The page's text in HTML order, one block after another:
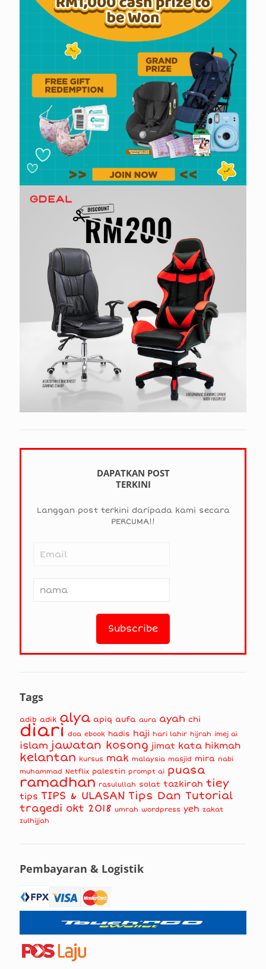
DAPATKAN POST
TERKINI
Langgan post terkini daripada kami secara
PERCUMA!!
Tags
adib adik alya apiq aufa aura ayah chi
diari doa ebook hadis haji hari lahir hijrah imej ai
islam jawatan kosong jimat kata hikmah
kelantan kursus mak malaysia masjid mira nabi
muhammad Netflix palestin prompt ai puasa
ramadhan rasulullah solat tazkirah tiey
tips TIPS & ULASAN Tips Dan Tutorial
tragedi okt 2018 umrah wordpress yeh zakat
zulhijjah
Pembayaran & Logistik